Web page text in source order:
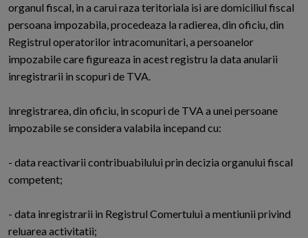
organul fiscal, in a carui raza teritoriala isi are domiciliul fiscal
persoana impozabila, procedeaza la radierea, din oficiu, din
Registrul operatorilor intracomunitari, a persoanelor
impozabile care figureaza in acest registru la data anularii
inregistrarii in scopuri de TVA.
inregistrarea, din oficiu, in scopuri de TVA a unei persoane
impozabile se considera valabila incepand cu:
- data reactivarii contribuabilului prin decizia organului fiscal
competent;
- data inregistrarii in Registrul Comertului a mentiunii privind
reluarea activitatii;